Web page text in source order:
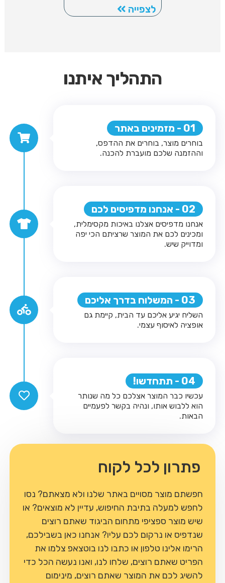
לצפייה
התהליך איתנו
01 - מזמינים באתר
בוחרים מוצר, בוחרים את ההדפס,
וההזמנה שלכם מועברת להכנה.
02 - אנחנו מדפיסים לכם
אנחנו מדפיסים אצלנו באיכות מקסימלית,
ומכינים לכם את המוצר שרציתם הכי יפה
ומדוייק שיש.
03 - המשלוח בדרך אליכם
השליח יגיע אליכם עד הבית, קיימת גם
אופציה לאיסוף עצמי.
04 - תתחדשו!
עכשיו כבר המוצר אצלכם כל מה שנותר
הוא ללבוש אותו, ונהיה בקשר לפעמיים
הבאות.
פתרון לכל לקוח
חפשתם מוצר מסויים באתר שלנו ולא מצאתם? נסו
לחפש למעלה בתיבת החיפוש, עדיין לא מוצאים? או
שיש מוצר ספציפי מתחום הביגוד שאתם רוצים
שנדפיס או נרקום לכם עליו? אנחנו כאן בשבילכם,
הרימו אלינו טלפון או כתבו לנו בוטצאפ צלמו את
הפריט שאתם רוצים, שלחו לנו, ואנו נעשה הכל כדי
להשיג לכם את המוצר שאתם רוצים, מינימום